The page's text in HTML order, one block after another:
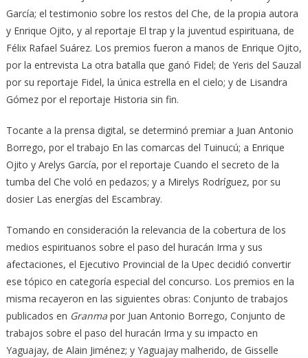
García; el testimonio sobre los restos del Che, de la propia autora
y Enrique Ojito, y al reportaje El trap y la juventud espirituana, de
Félix Rafael Suárez. Los premios fueron a manos de Enrique Ojito,
por la entrevista La otra batalla que ganó Fidel; de Yeris del Sauzal
por su reportaje Fidel, la única estrella en el cielo; y de Lisandra
Gómez por el reportaje Historia sin fin.
Tocante a la prensa digital, se determinó premiar a Juan Antonio
Borrego, por el trabajo En las comarcas del Tuinucú; a Enrique
Ojito y Arelys García, por el reportaje Cuando el secreto de la
tumba del Che voló en pedazos; y a Mirelys Rodríguez, por su
dosier Las energías del Escambray.
Tomando en consideración la relevancia de la cobertura de los
medios espirituanos sobre el paso del huracán Irma y sus
afectaciones, el Ejecutivo Provincial de la Upec decidió convertir
ese tópico en categoría especial del concurso. Los premios en la
misma recayeron en las siguientes obras: Conjunto de trabajos
publicados en Granma por Juan Antonio Borrego, Conjunto de
trabajos sobre el paso del huracán Irma y su impacto en
Yaguajay, de Alain Jiménez; y Yaguajay malherido, de Gisselle